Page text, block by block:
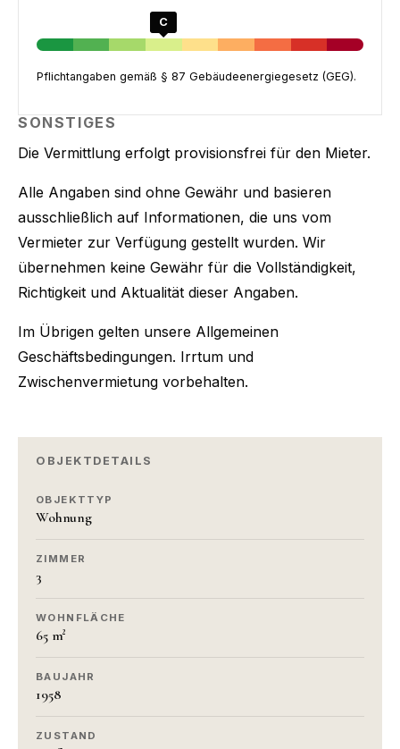
C
Pflichtangaben gemäß § 87 Gebäudeenergiegesetz (GEG).
SONSTIGES
Die Vermittlung erfolgt provisionsfrei für den Mieter.
Alle Angaben sind ohne Gewähr und basieren
ausschließlich auf Informationen, die uns vom
Vermieter zur Verfügung gestellt wurden. Wir
übernehmen keine Gewähr für die Vollständigkeit,
Richtigkeit und Aktualität dieser Angaben.
Im Übrigen gelten unsere Allgemeinen
Geschäftsbedingungen. Irrtum und
Zwischenvermietung vorbehalten.
OBJEKTDETAILS
OBJEKTTYP
Wohnung
ZIMMER
3
WOHNFLÄCHE
65 m²
BAUJAHR
1958
ZUSTAND